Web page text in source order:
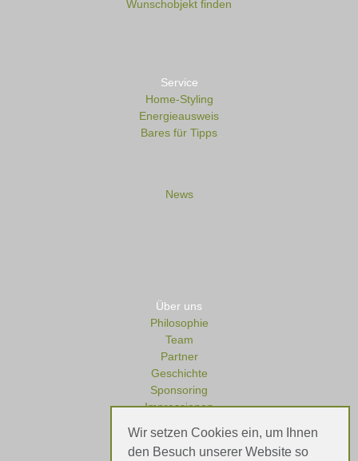
Wunschobjekt finden
Service
Home-Styling
Energieausweis
Bares für Tipps
News
Über uns
Philosophie
Team
Partner
Geschichte
Sponsoring
Impressionen
Wir setzen Cookies ein, um Ihnen
den Besuch unserer Website so